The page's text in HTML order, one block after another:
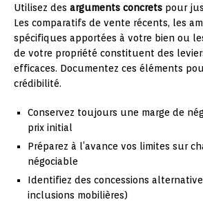
Utilisez des arguments concrets pour
Les comparatifs de vente récents, les
spécifiques apportées à votre bien ou
de votre propriété constituent des
efficaces. Documentez ces éléments
crédibilité.
Conservez toujours une marge de
prix initial
Préparez à l’avance vos limites sur
négociable
Identifiez des concessions
inclusions mobilières)